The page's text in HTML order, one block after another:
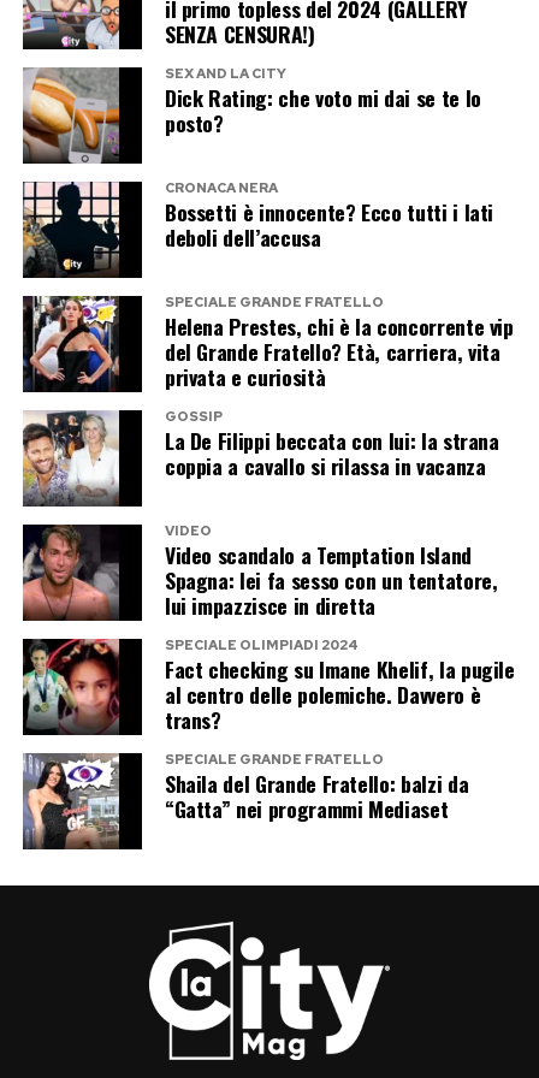
que vales
Mentre il Grande Fratello insiste, Casalino ha già
scelto un altro palcoscenico Mediaset. Ha infatti
registrato una partecipazione a Tu sì que vales,
dove sarà protagonista nello spazio dedicato al
Lip Sync insieme a Maria De Filippi.
Il duetto promette di diventare uno dei
momenti più curiosi della trasmissione. Casalino
vestirà i panni di Zucchero, mentre Maria De
Filippi interpreterà Loredana Bertè. Un
accostamento che difficilmente sarebbe venuto
in mente anche al più fantasioso degli autori
televisivi: l’ex portavoce del premier e la regina
di Canale 5 trasformati in due icone della musica
italiana.
La presenza a Tu sì que vales dimostra che
Casalino non ha chiuso affatto la porta alla
televisione. La vera domanda riguarda il tipo di
televisione che intende scegliere. Una
performance ironica accanto a Maria De Filippi
richiede una sera di leggerezza. Il Grande
Fratello, invece, significherebbe settimane di
Per ora il reality attende, Ilary Blasi prepara la
nuova edizione e gli autori continuano il
pressing. Rocco Casalino prende tempo. Ma nel
il primo topless del 2024 (GALLERY
SENZA CENSURA!)
SEX AND LA CITY
Dick Rating: che voto mi dai se te lo
posto?
CRONACA NERA
Bossetti è innocente? Ecco tutti i lati
deboli dell’accusa
SPECIALE GRANDE FRATELLO
Helena Prestes, chi è la concorrente vip
del Grande Fratello? Età, carriera, vita
privata e curiosità
GOSSIP
La De Filippi beccata con lui: la strana
coppia a cavallo si rilassa in vacanza
VIDEO
Video scandalo a Temptation Island
Spagna: lei fa sesso con un tentatore,
lui impazzisce in diretta
SPECIALE OLIMPIADI 2024
Fact checking su Imane Khelif, la pugile
al centro delle polemiche. Davvero è
trans?
SPECIALE GRANDE FRATELLO
Shaila del Grande Fratello: balzi da
“Gatta” nei programmi Mediaset